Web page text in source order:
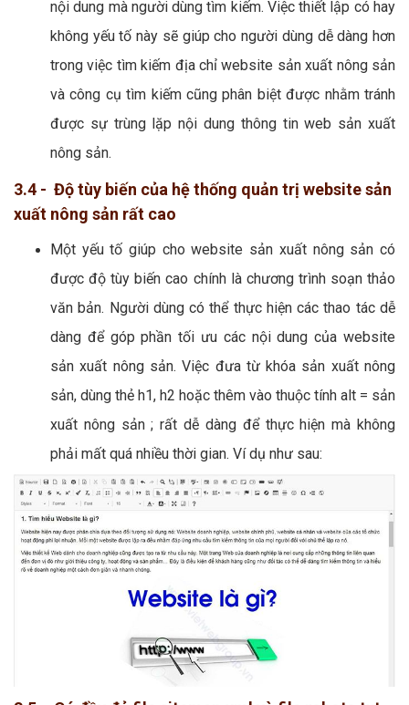
nội dung mà người dùng tìm kiếm. Việc thiết lập có hay
không yếu tố này sẽ giúp cho người dùng dễ dàng hơn
trong việc tìm kiếm địa chỉ website sản xuất nông sản
và công cụ tìm kiếm cũng phân biệt được nhằm tránh
được sự trùng lặp nội dung thông tin web sản xuất
nông sản.
3.4 - Độ tùy biến của hệ thống quản trị website sản
xuất nông sản rất cao
Một yếu tố giúp cho website sản xuất nông sản có
được độ tùy biến cao chính là chương trình soạn thảo
văn bản. Người dùng có thể thực hiện các thao tác dễ
dàng để góp phần tối ưu các nội dung của website
sản xuất nông sản. Việc đưa từ khóa sản xuất nông
sản, dùng thẻ h1, h2 hoặc thêm vào thuộc tính alt = sản
xuất nông sản ; rất dễ dàng để thực hiện mà không
phải mất quá nhiều thời gian. Ví dụ như sau: